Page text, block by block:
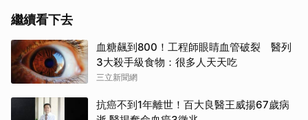
繼續看下去
血糖飆到800！工程師眼睛血管破裂 醫列
3大殺手級食物：很多人天天吃
三立新聞網
抗癌不到1年離世！百大良醫王威揚67歲病